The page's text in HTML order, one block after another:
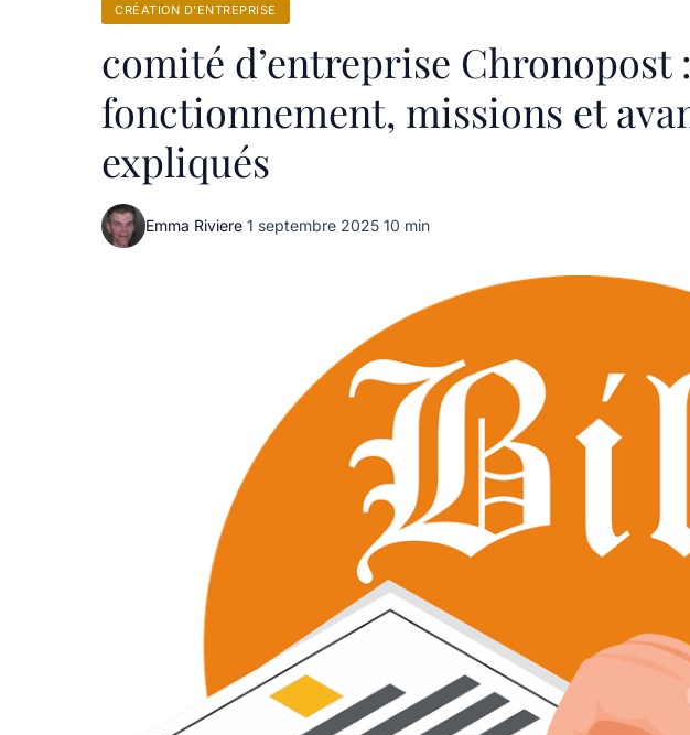
CRÉATION D’ENTREPRISE
comité d’entreprise Chronopost :
fonctionnement, missions et
expliqués
Emma Riviere·1 septembre 2025·10 min